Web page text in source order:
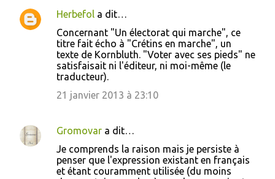
Herbefol a dit…
Concernant "Un électorat qui marche", ce
titre fait écho à "Crétins en marche", un
texte de Kornbluth. "Voter avec ses pieds" ne
satisfaisait ni l'éditeur, ni moi-même (le
traducteur).
21 janvier 2013 à 23:10
Gromovar a dit…
Je comprends la raison mais je persiste à
penser que l'expression existant en français
et étant couramment utilisée (du moins